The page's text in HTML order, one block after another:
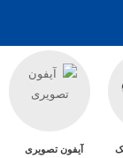
آیفون تصویری